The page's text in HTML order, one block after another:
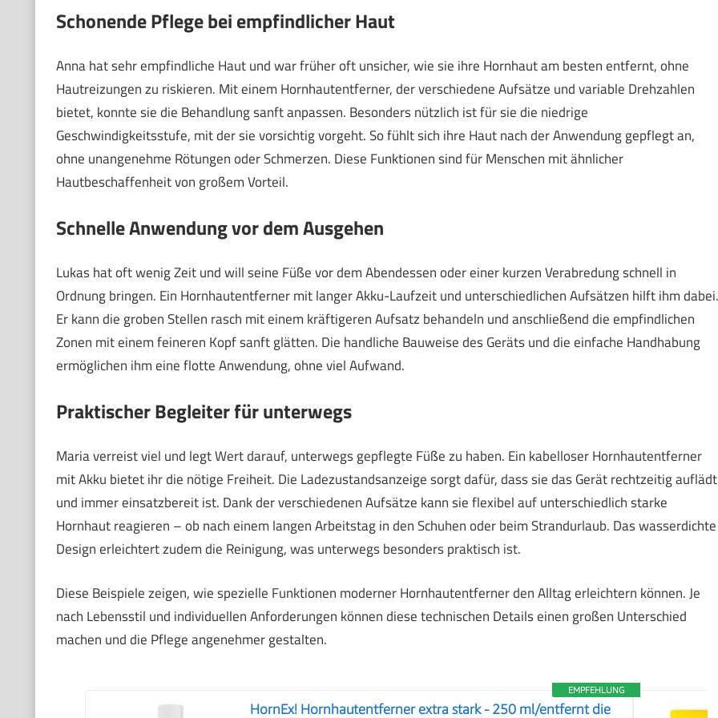
Schonende Pflege bei empfindlicher Haut
Anna hat sehr empfindliche Haut und war früher oft unsicher, wie sie ihre Hornhaut am besten entfernt, ohne
Hautreizungen zu riskieren. Mit einem Hornhautentferner, der verschiedene Aufsätze und variable Drehzahlen
bietet, konnte sie die Behandlung sanft anpassen. Besonders nützlich ist für sie die niedrige
Geschwindigkeitsstufe, mit der sie vorsichtig vorgeht. So fühlt sich ihre Haut nach der Anwendung gepflegt an,
ohne unangenehme Rötungen oder Schmerzen. Diese Funktionen sind für Menschen mit ähnlicher
Hautbeschaffenheit von großem Vorteil.
Schnelle Anwendung vor dem Ausgehen
Lukas hat oft wenig Zeit und will seine Füße vor dem Abendessen oder einer kurzen Verabredung schnell in
Ordnung bringen. Ein Hornhautentferner mit langer Akku-Laufzeit und unterschiedlichen Aufsätzen hilft ihm dabei.
Er kann die groben Stellen rasch mit einem kräftigeren Aufsatz behandeln und anschließend die empfindlichen
Zonen mit einem feineren Kopf sanft glätten. Die handliche Bauweise des Geräts und die einfache Handhabung
ermöglichen ihm eine flotte Anwendung, ohne viel Aufwand.
Praktischer Begleiter für unterwegs
Maria verreist viel und legt Wert darauf, unterwegs gepflegte Füße zu haben. Ein kabelloser Hornhautentferner
mit Akku bietet ihr die nötige Freiheit. Die Ladezustandsanzeige sorgt dafür, dass sie das Gerät rechtzeitig auflädt
und immer einsatzbereit ist. Dank der verschiedenen Aufsätze kann sie flexibel auf unterschiedlich starke
Hornhaut reagieren – ob nach einem langen Arbeitstag in den Schuhen oder beim Strandurlaub. Das wasserdichte
Design erleichtert zudem die Reinigung, was unterwegs besonders praktisch ist.
Diese Beispiele zeigen, wie spezielle Funktionen moderner Hornhautentferner den Alltag erleichtern können. Je
nach Lebensstil und individuellen Anforderungen können diese technischen Details einen großen Unterschied
machen und die Pflege angenehmer gestalten.
EMPFEHLUNG
HornEx! Hornhautentferner extra stark - 250 ml/entfernt die